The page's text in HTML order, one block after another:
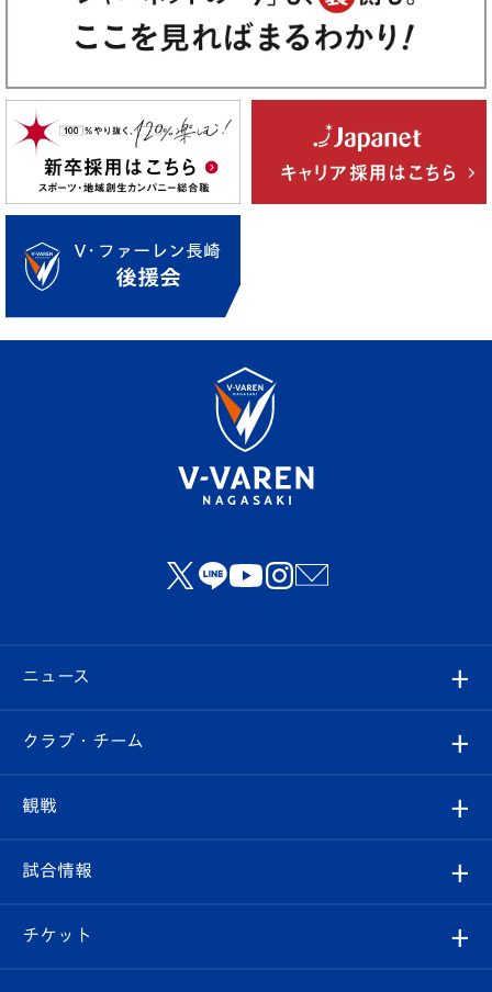
ニュース
すべて
クラブ
試合情報
クラブ・チーム
クラブ概要
エンブレム紹介
観戦
観戦ルール
はじめての観戦ガイド
試合情報
試合日程/結果
チケット